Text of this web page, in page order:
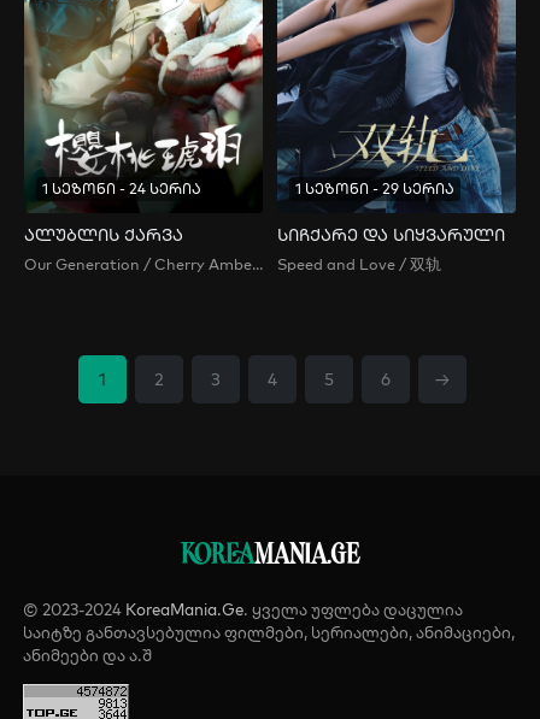
1 სეზონი - 24 სერია
ალუბლის ქარვა
Our Generation / Cherry Amber / 樱桃琥珀
1 სეზონი - 29 სერია
სიჩქარე და სიყვარული
Speed and Love / 双轨
1 2 3 4 5 6 →
KOREAMANIA.GE
© 2023-2024 KoreaMania.Ge. ყველა უფლება დაცულია
საიტზე განთავსებულია ფილმები, სერიალები, ანიმაციები,
ანიმეები და ა.შ